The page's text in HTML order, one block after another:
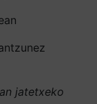
jatetxeko